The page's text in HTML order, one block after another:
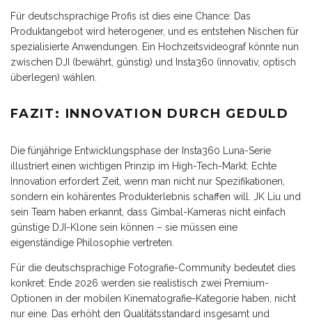
Für deutschsprachige Profis ist dies eine Chance: Das
Produktangebot wird heterogener, und es entstehen Nischen für
spezialisierte Anwendungen. Ein Hochzeitsvideograf könnte nun
zwischen DJI (bewährt, günstig) und Insta360 (innovativ, optisch
überlegen) wählen.
FAZIT: INNOVATION DURCH GEDULD
Die fünjährige Entwicklungsphase der Insta360 Luna-Serie
illustriert einen wichtigen Prinzip im High-Tech-Markt: Echte
Innovation erfordert Zeit, wenn man nicht nur Spezifikationen,
sondern ein kohärentes Produkterlebnis schaffen will. JK Liu und
sein Team haben erkannt, dass Gimbal-Kameras nicht einfach
günstige DJI-Klone sein können – sie müssen eine
eigenständige Philosophie vertreten.
Für die deutschsprachige Fotografie-Community bedeutet dies
konkret: Ende 2026 werden sie realistisch zwei Premium-
Optionen in der mobilen Kinematografie-Kategorie haben, nicht
nur eine. Das erhöht den Qualitätsstandard insgesamt und